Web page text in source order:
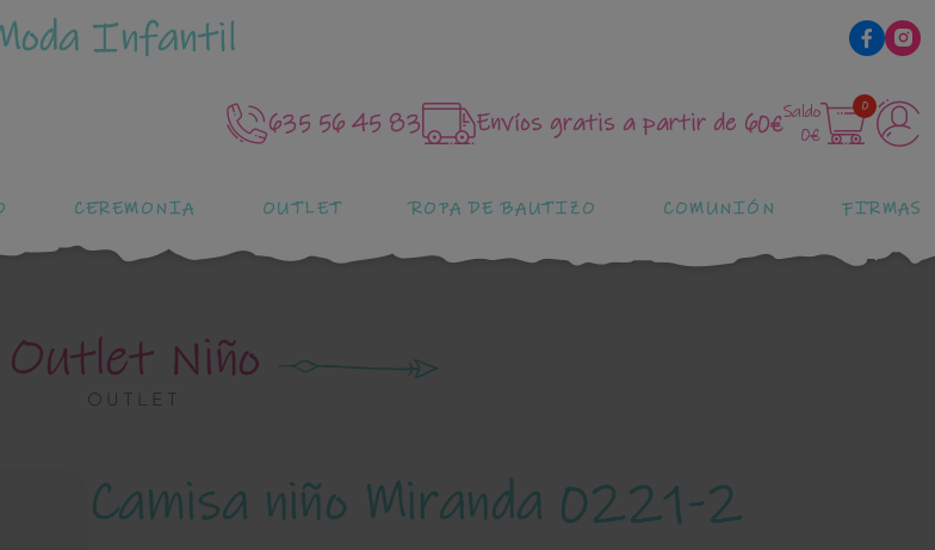
Infantil
635 56 45 83 Envíos gratis a partir de 60€Saldo
0€
0
CEREMONIA OUTLET ROPA DE BAUTIZO COMUNIÓN FIRMAS
Outlet Niño
OUTLET
Camisa niño Miranda 0221-2